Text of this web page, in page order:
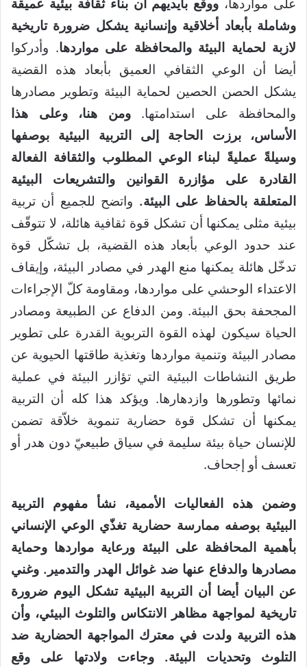
على مواردها، ووقع بأيديهم أن بناء ثقافة بيئية عميقة
وشاملة بأبعاد أخلاقية وإنسانية يشكل ضرورة تاريخية
لازبة لحماية البيئة والمحافظة على مواردها. وأدركوا
أيضا أن الوعي الثقافي العميق بأبعاد هذه القضية
يشكل الحصن الحصين لحماية البيئة وتطوير مصادرها
والمحافظة على استدامتها.ومن هنا، وعلى هذا
الأساس، برزت الحاجة إلى التربية البيئية بوصفها
وسيلةً عمليةً لبناء الوعي المطلوب والثقافة الفعالة
القادرة على مؤازرة القوانين والتشريعات البيئية
المتعلقة بالحفاظ على البيئة. واتضح للجميع أن تربية
بيئية مثلى يمكنها أن تشكل قوة ثقافية هائلة، لا تتوقّف
عند حدود الوعي بأبعاد هذه القضية، بل تشكّل قوة
تدخّل هائلة يمكنها منع الهدر في مصادر البيئة، وإيقاف
الاعتداء الوحشي على مواردها، ومقاومة كلّ الإجراءات
المجحفة بحق البيئة. ومن الدفاع عن الطبيعة ومصادر
الحياة سيكون لهذه القوة التربوية القدرة على تطوير
مصادر البيئة وتنمية مواردها وتغذية طاقتها الحيوية عن
طريق النشاطات البيئية التي تؤازر البيئة في عملية
نمائها وتطورها وازدهارها. ويؤكد هذا كله أن التربية
يمكنها أن تشكل قوة حضارية تنموية خلاّقة تضمن
للإنسان حياة بيئة سليمة في سياق طبيعيّ دون هدر أو
تعسف أو إجحاف.
وضمن هذه الفعاليات الأممية، نشأ مفهوم التربية
البيئية بوصفه ممارسة حضارية تغذّي الوعي الإنساني
بأهمية المحافظة على البيئة ورعاية مواردها وحماية
مصادرها والدفاع عنها ضد غوائل الهدر والتدمير. وغني
عن البيان أيضا أن التربية البيئية تشكل اليوم ضرورة
تاريخية لمواجهة مظاهر الانتكاس والتلوث البيئي، وأن
هذه التربية ولدت في معترك المواجهة الحضارية ضد
التلوث وتحديات البيئة. وجاءت ولادتها على وقع